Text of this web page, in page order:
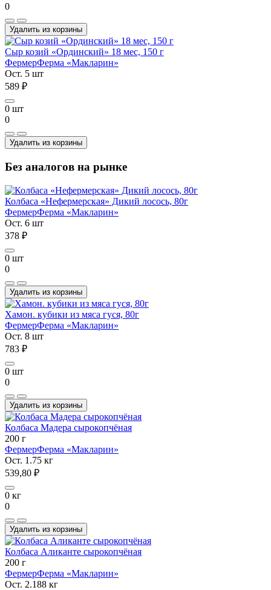
0
Удалить из корзины
Сыр козий «Ординский» 18 мес, 150 г
ФермерФерма «Макларин»
Ост. 5 шт
589 ₽
0 шт
0
Удалить из корзины
Без аналогов на рынке
Колбаса «Нефермерская» Дикий лосось, 80г
ФермерФерма «Макларин»
Ост. 6 шт
378 ₽
0 шт
0
Удалить из корзины
Хамон. кубики из мяса гуся, 80г
ФермерФерма «Макларин»
Ост. 8 шт
783 ₽
0 шт
0
Удалить из корзины
Колбаса Мадера сырокопчёная
200 г
ФермерФерма «Макларин»
Ост. 1.75 кг
539,80 ₽
0 кг
0
Удалить из корзины
Колбаса Аликанте сырокопчёная
200 г
ФермерФерма «Макларин»
Ост. 2.188 кг